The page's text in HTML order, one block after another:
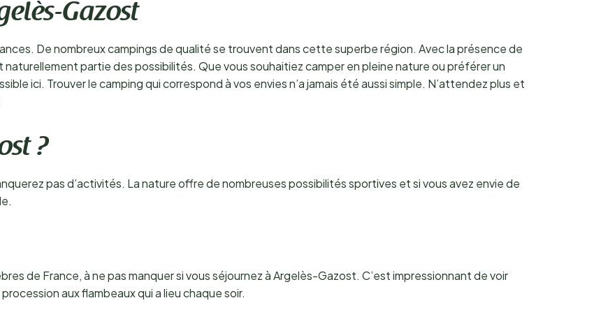
Gazost
De nombreux campings de qualité se trouvent dans cette superbe région. Avec la présence de
naturellement partie des possibilités. Que vous souhaitiez camper en pleine nature ou préférer un
ici. Trouver le camping qui correspond à vos envies n’a jamais été aussi simple. N’attendez plus et
?
pas d’activités. La nature offre de nombreuses possibilités sportives et si vous avez envie de
de France, à ne pas manquer si vous séjournez à Argelès-Gazost. C’est impressionnant de voir
aux flambeaux qui a lieu chaque soir.